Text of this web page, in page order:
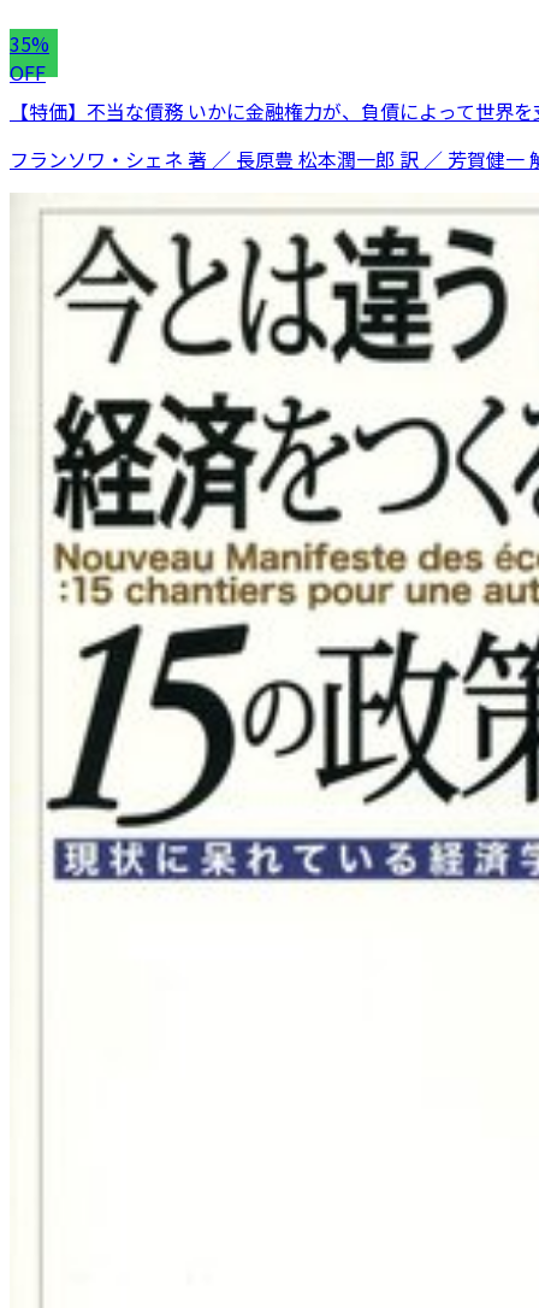
35%
OFF
【特価】不当な債務 いかに金融権力が、負債によって世界
フランソワ・シェネ 著 ／ 長原豊 松本潤一郎 訳 ／ 芳賀健一